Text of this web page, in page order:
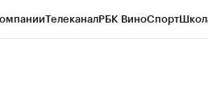
ТелеканалРБК ВиноСпорт